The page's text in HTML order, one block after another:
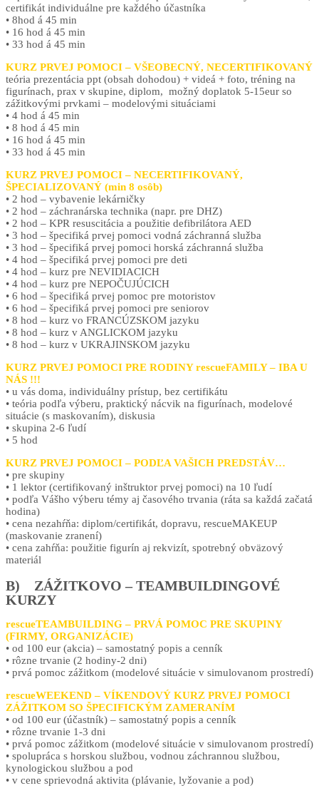
certifikát individuálne pre každého účastníka
• 8hod á 45 min
• 16 hod á 45 min
• 33 hod á 45 min
KURZ PRVEJ POMOCI – VŠEOBECNÝ, NECERTIFIKOVANÝ
teória prezentácia ppt (obsah dohodou) + videá + foto, tréning na
figurínach, prax v skupine, diplom, možný doplatok 5-15eur so
zážitkovými prvkami – modelovými situáciami
• 4 hod á 45 min
• 8 hod á 45 min
• 16 hod á 45 min
• 33 hod á 45 min
KURZ PRVEJ POMOCI – NECERTIFIKOVANÝ,
ŠPECIALIZOVANÝ (min 8 osôb)
• 2 hod – vybavenie lekárničky
• 2 hod – záchranárska technika (napr. pre DHZ)
• 2 hod – KPR resuscitácia a použitie defibrilátora AED
• 3 hod – špecifiká prvej pomoci vodná záchranná služba
• 3 hod – špecifiká prvej pomoci horská záchranná služba
• 4 hod – špecifiká prvej pomoci pre deti
• 4 hod – kurz pre NEVIDIACICH
• 4 hod – kurz pre NEPOČUJÚCICH
• 6 hod – špecifiká prvej pomoc pre motoristov
• 6 hod – špecifiká prvej pomoci pre seniorov
• 8 hod – kurz vo FRANCÚZSKOM jazyku
• 8 hod – kurz v ANGLICKOM jazyku
• 8 hod – kurz v UKRAJINSKOM jazyku
KURZ PRVEJ POMOCI PRE RODINY rescueFAMILY – IBA U
NÁS !!!
• u vás doma, individuálny prístup, bez certifikátu
• teória podľa výberu, praktický nácvik na figurínach, modelové
situácie (s maskovaním), diskusia
• skupina 2-6 ľudí
• 5 hod
KURZ PRVEJ POMOCI – PODĽA VAŠICH PREDSTÁV…
• pre skupiny
• 1 lektor (certifikovaný inštruktor prvej pomoci) na 10 ľudí
• podľa Vášho výberu témy aj časového trvania (ráta sa každá začatá
hodina)
• cena nezahŕňa: diplom/certifikát, dopravu, rescueMAKEUP
(maskovanie zranení)
• cena zahŕňa: použitie figurín aj rekvizít, spotrebný obväzový
materiál
B) ZÁŽITKOVO – TEAMBUILDINGOVÉ
KURZY
rescueTEAMBUILDING – PRVÁ POMOC PRE SKUPINY
(FIRMY, ORGANIZÁCIE)
• od 100 eur (akcia) – samostatný popis a cenník
• rôzne trvanie (2 hodiny-2 dni)
• prvá pomoc zážitkom (modelové situácie v simulovanom prostredí)
rescueWEEKEND – VÍKENDOVÝ KURZ PRVEJ POMOCI
ZÁŽITKOM SO ŠPECIFICKÝM ZAMERANÍM
• od 100 eur (účastník) – samostatný popis a cenník
• rôzne trvanie 1-3 dni
• prvá pomoc zážitkom (modelové situácie v simulovanom prostredí)
• spolupráca s horskou službou, vodnou záchrannou službou,
kynologickou službou a pod
• v cene sprievodná aktivita (plávanie, lyžovanie a pod)